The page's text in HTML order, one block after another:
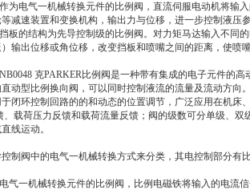
为电气一机械转换元件的比例阀，直流伺服电动机将输
减速装置和变换机构，输出力与位移，进一步控制液压参
板的结构为先导控制级的比例阀。对力矩马达输入不同
输出位移或角位移，改变挡板和喷嘴之间的距离，使喷
克PARKER比例阀是一种带有集成的电子元件的高
动型比例换向阀，可以同时控制液流的流量及流动方向
闭环控制回路的的和动态的位置调节，广泛应用在机床
载荷压力反馈和载荷流量反馈；阀的级数可分单级、双
线运动。
制阀中的电气一机械转换方式来分类，其电控制部分有
气一机械转换元件的比例阀，比例电磁铁将输入的电流